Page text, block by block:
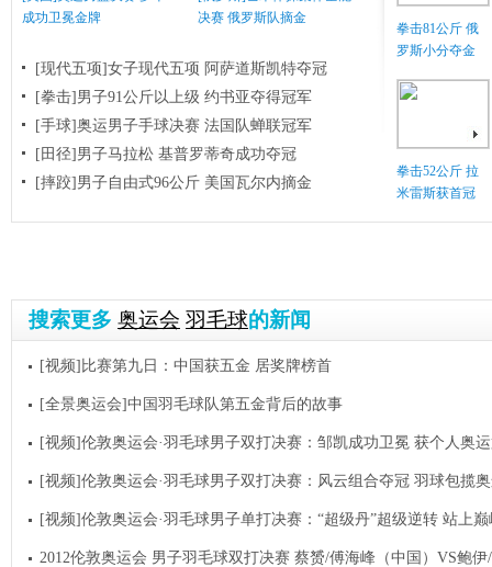
成功卫冕金牌
决赛 俄罗斯队摘金
[现代五项]女子现代五项 阿萨道斯凯特夺冠
[拳击]男子91公斤以上级 约书亚夺得冠军
[手球]奥运男子手球决赛 法国队蝉联冠军
[田径]男子马拉松 基普罗蒂奇成功夺冠
[摔跤]男子自由式96公斤 美国瓦尔内摘金
拳击81公斤 俄
罗斯小分夺金
拳击52公斤 拉
米雷斯获首冠
搜索更多 奥运会 羽毛球的新闻
[视频]比赛第九日：中国获五金 居奖牌榜首
[全景奥运会]中国羽毛球队第五金背后的故事
[视频]伦敦奥运会·羽毛球男子双打决赛：邹凯成功卫冕 获个人奥
[视频]伦敦奥运会·羽毛球男子双打决赛：风云组合夺冠 羽球包揽
[视频]伦敦奥运会·羽毛球男子单打决赛：“超级丹”超级逆转 站上巅
2012伦敦奥运会 男子羽毛球双打决赛 蔡赟/傅海峰（中国）VS鲍